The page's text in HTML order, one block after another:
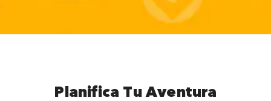
Planifica Tu Aventura